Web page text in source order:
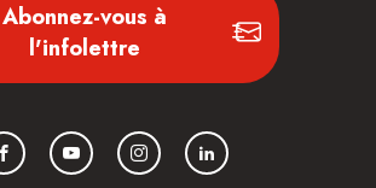
Abonnez-vous à
l'infolettre
FacebookYouTubeInstagramLinkedIn